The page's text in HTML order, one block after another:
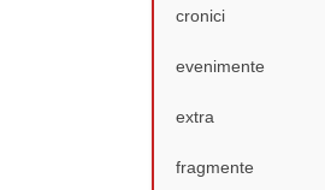
cronici
evenimente
extra
fragmente